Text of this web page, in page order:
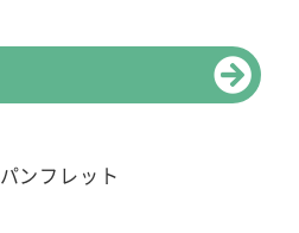
パンフレット